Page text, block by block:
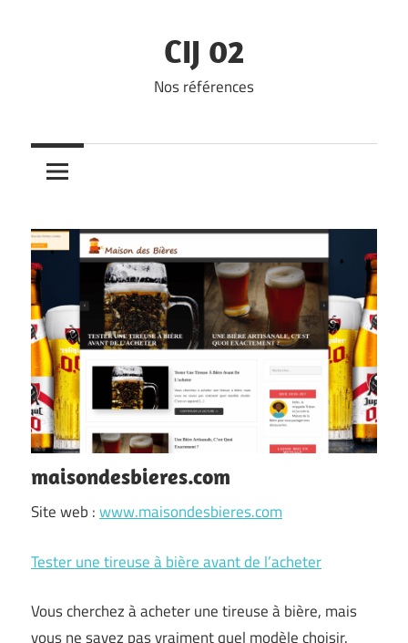
CIJ 02
Nos références
maisondesbieres.com
Site web :www.maisondesbieres.com
Tester une tireuse à bière avant de l’acheter
Vous cherchez à acheter une tireuse à bière, mais
vous ne savez pas vraiment quel modèle choisir.